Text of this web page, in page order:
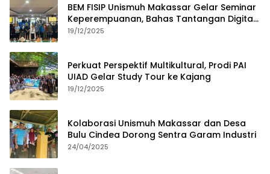
BEM FISIP Unismuh Makassar Gelar Seminar
Keperempuanan, Bahas Tantangan Digital
dan Budaya Lokal
19/12/2025
Perkuat Perspektif Multikultural, Prodi PAI
UIAD Gelar Study Tour ke Kajang
19/12/2025
Kolaborasi Unismuh Makassar dan Desa
Bulu Cindea Dorong Sentra Garam Industri
24/04/2025